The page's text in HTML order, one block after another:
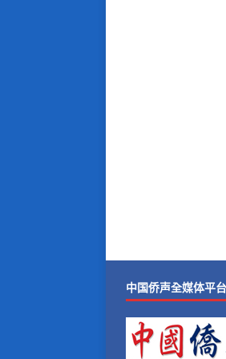
中国侨声全媒体平